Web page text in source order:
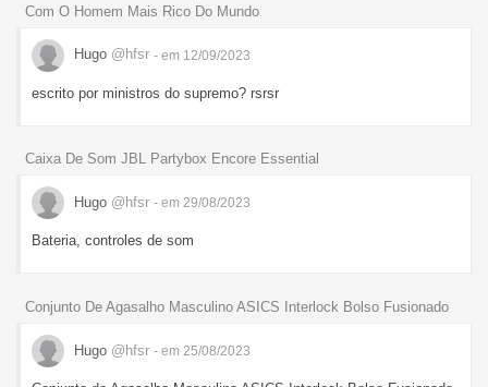
Com O Homem Mais Rico Do Mundo
Hugo @hfsr - em 12/09/2023
escrito por ministros do supremo? rsrsr
Caixa De Som JBL Partybox Encore Essential
Hugo @hfsr - em 29/08/2023
Bateria, controles de som
Conjunto De Agasalho Masculino ASICS Interlock Bolso Fusionado
Hugo @hfsr - em 25/08/2023